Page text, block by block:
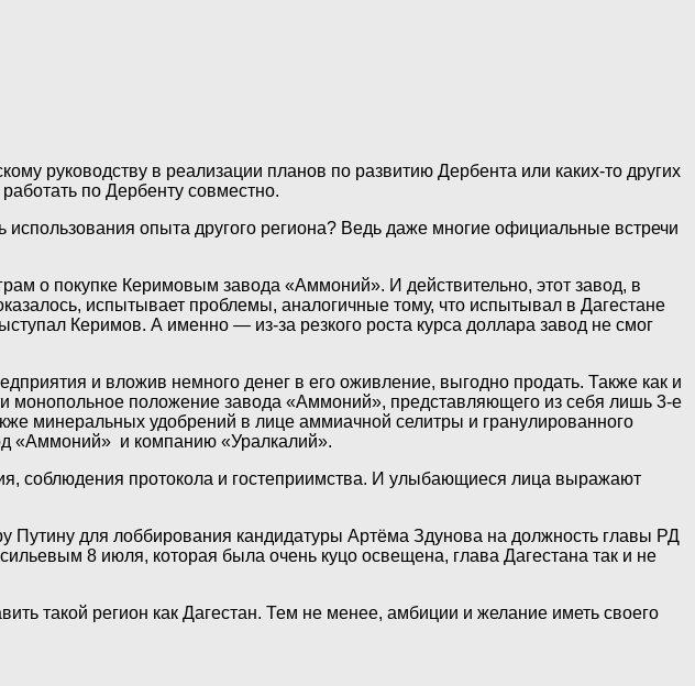
руководству в реализации планов по развитию Дербента или каких-то других
по Дербенту совместно.
опыта другого региона? Ведь даже многие официальные встречи
о покупке Керимовым завода «Аммоний». И действительно, этот завод, в
испытывает проблемы, аналогичные тому, что испытывал в Дагестане
Керимов. А именно — из-за резкого роста курса доллара завод не смог
и вложив немного денег в его оживление, выгодно продать. Также как и
монопольное положение завода «Аммоний», представляющего из себя лишь 3-е
минеральных удобрений в лице аммиачной селитры и гранулированного
«Аммоний» и компанию «Уралкалий».
соблюдения протокола и гостеприимства. И улыбающиеся лица выражают
Путину для лоббирования кандидатуры Артёма Здунова на должность главы РД
8 июля, которая была очень куцо освещена, глава Дагестана так и не
такой регион как Дагестан. Тем не менее, амбиции и желание иметь своего